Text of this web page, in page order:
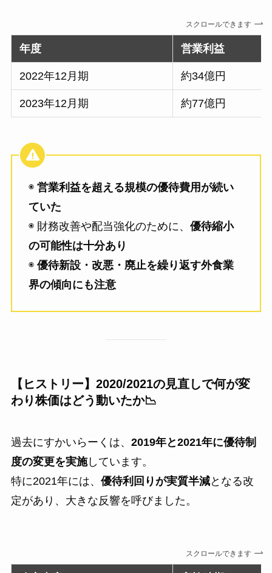
スクロールできます
年度 営業利益
2022年12月期 約34億円
2023年12月期 約77億円
◉ 営業利益を超える規模の優待費用が続い
ていた
◉ 財務改善や配当強化のために、 優待縮小
の可能性は十分あり
◉ 優待新設・改悪・廃止を繰り返す外食業
界の傾向にも注意
【ヒストリー】2020/2021の見直しで何が変
わり株価はどう動いたか📉
過去にすかいらーくは、 2019年と2021年に優待制
度の変更を実施しています。
特に2021年には、 優待利回りが実質半減となる改
定があり、大きな反響を呼びました。
スクロールできます